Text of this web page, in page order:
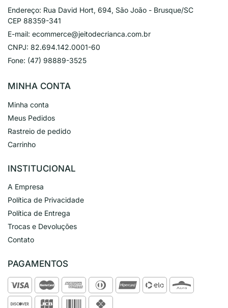
Endereço: Rua David Hort, 694, São João - Brusque/SC
CEP 88359-341
E-mail: ecommerce@jeitodecrianca.com.br
CNPJ: 82.694.142.0001-60
Fone: (47) 98889-3525
MINHA CONTA
Minha conta
Meus Pedidos
Rastreio de pedido
Carrinho
INSTITUCIONAL
A Empresa
Política de Privacidade
Política de Entrega
Trocas e Devoluções
Contato
PAGAMENTOS